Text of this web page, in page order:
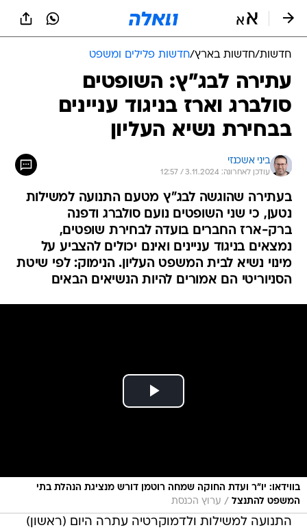
חדשות/חדשות בארץ/חדשות פלילים ומשפט
עתירה לבג"ץ: השופטים
סולברג וארז בניגוד עניינים
בבחירת נשיא העליון
ביני אשכנזי
עודכן לאחרונה: 3.11.2024 / 12:57
בעתירה שהוגשה לבג"ץ מטעם התנועה למשילות
נטען, כי שני השופטים נועם סולברג ודפנה
ברק-ארז החברים בועדה לבחירת שופטים,
נמצאים בניגוד עניינים ואינם יכולים להצביע על
מינוי נשיא לבית המשפט העליון. הנימוק: לפי שיטת
הסניוריטי הם אמורים להיות הנשיאים הבאים
בווידאו: יו"ר ועדת החוקה שמחה רוטמן דורש מנציגת הנהלת בתי
המשפט להתנצל / ערוץ הכנסת
התנועה למשילות ולדמוקרטיה עתרה היום (ראשון)